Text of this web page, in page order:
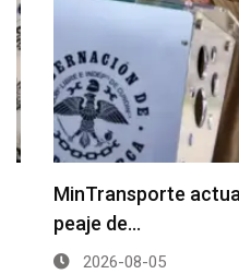
MinTransporte
peaje de…
2026-08-05